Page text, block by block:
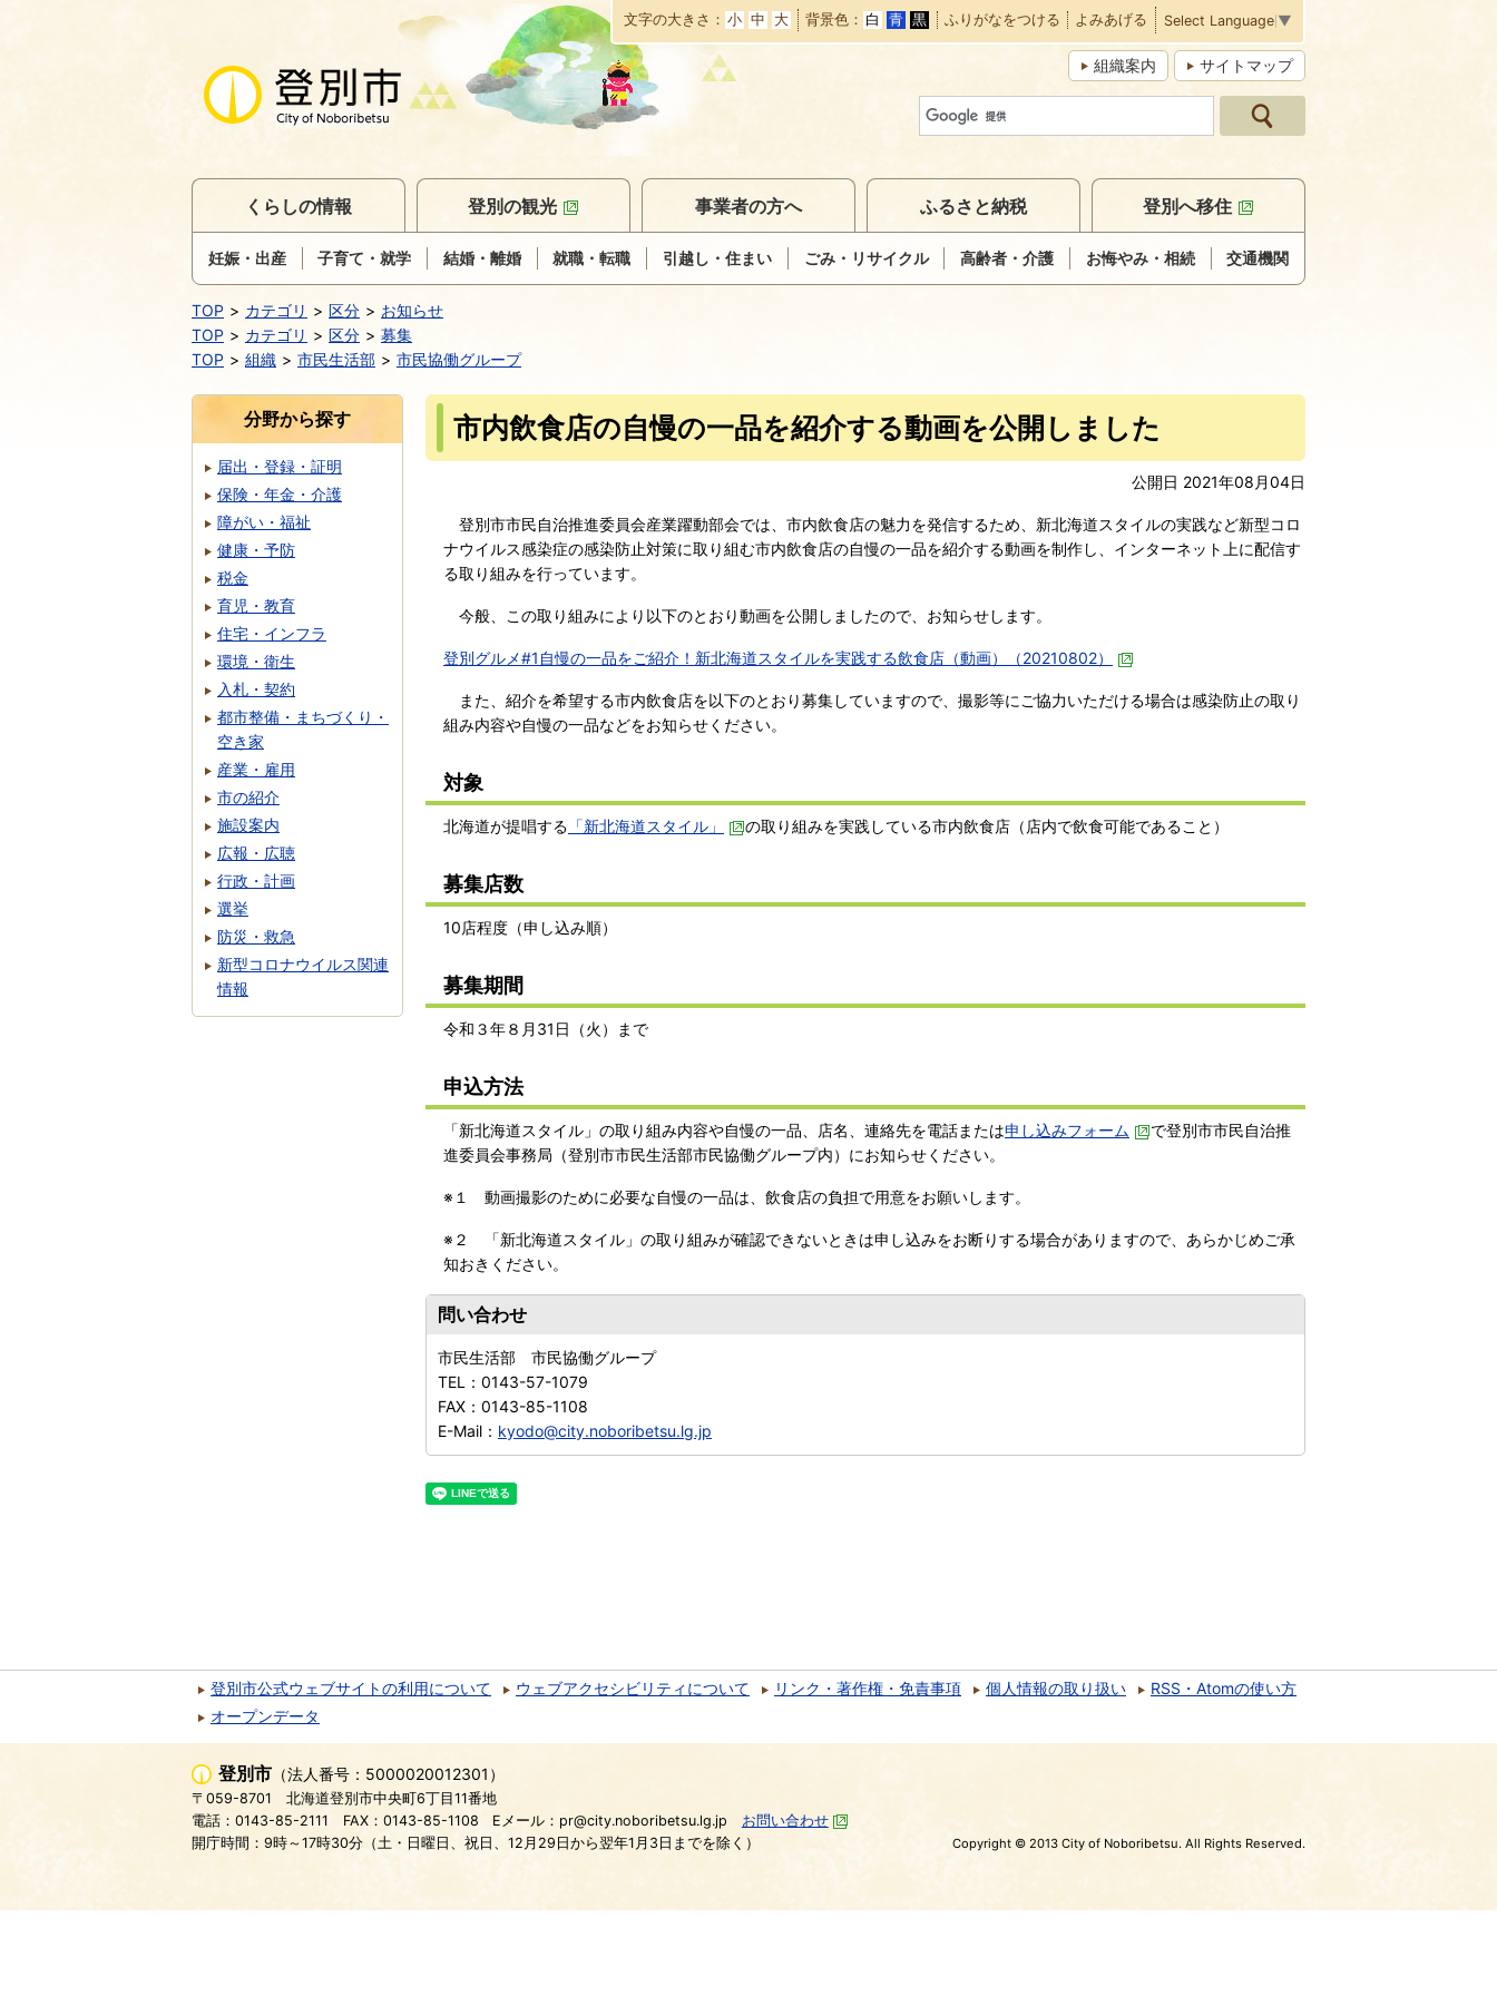
本
文
へ
移
動
文字の大きさ 小 中 大 背景色 白 青 黒 ふりがなをつける よみあげる Select Language ▼
組織案内 サイトマップ
くらしの情報
妊娠・出産 子育て・就学 結婚・離婚 就職・転職 引越し・住まい ごみ・リサイクル 高齢者・介護 お悔やみ・相続 交通機関
登別の観光 事業者の方へ ふるさと納税 登別へ移住
TOP カテゴリ 区分
お知らせ
TOP
カテゴリ 区分
募集
TOP
組織 市民生活部 市民協働グループ
市内飲食店の自慢の一品を紹介する動画を公開しました
公開日 2021年08月04日
登別市市民自治推進委員会産業躍動部会では、市内飲食店の魅力を発信するため、新北海道スタイルの実践など新型コロ
ナウイルス感染症の感染防止対策に取り組む市内飲食店の自慢の一品を紹介する動画を制作し、インターネット上に配信す
る取り組みを行っています。
今般、この取り組みにより以下のとおり動画を公開しましたので、お知らせします。
登別グルメ#1自慢の一品をご紹介！新北海道スタイルを実践する飲食店（動画）（20210802）
また、紹介を希望する市内飲食店を以下のとおり募集していますので、撮影等にご協力いただける場合は感染防止の取り
組み内容や自慢の一品などをお知らせください。
対象
北海道が提唱する 「新北海道スタイル」 の取り組みを実践している市内飲食店（店内で飲食可能であること）
募集店数
10店程度（申し込み順）
募集期間
令和３年８月31日（火）まで
申込方法
「新北海道スタイル」の取り組み内容や自慢の一品、店名、連絡先を電話または申し込みフォーム
で登別市市民自治推
進委員会事務局（登別市市民生活部市民協働グループ内）にお知らせください。
※１ 動画撮影のために必要な自慢の一品は、飲食店の負担で用意をお願いします。
※２ 「新北海道スタイル」の取り組みが確認できないときは申し込みをお断りする場合がありますので、あらかじめご承
知おきください。
問い合わせ
市民生活部 市民協働グループ
TEL： 0143-57-1079
FAX： 0143-85-1108
E-Mail： kyodo@city.noboribetsu.lg.jp
分野から探す
届出・登録・証明
保険・年金・介護
障がい・福祉
健康・予防
税金
育児・教育
住宅・インフラ
環境・衛生
入札・契約
都市整備・まちづくり・
空き家
産業・雇用
市の紹介
施設案内
広報・広聴
行政・計画
選挙
防災・救急
新型コロナウイルス関連
情報
登別市公式ウェブサイトの利用について ウェブアクセシビリティについて リンク・著作権・免責事項 個人情報の取り扱い
RSS・Atomの使い方
オープンデータ
登別市 （法人番号：5000020012301）
〒059-8701
北海道登別市中央町6丁目11番地
電話：0143-85-2111
FAX：0143-85-1108 Eメール：pr@city.noboribetsu.lg.jp
お問い合わせ
開庁時間：9時～17時30分（土・日曜日、祝日、12月29日から翌年1月3日までを除く）
Copyright © 2013 City of Noboribetsu. All Rights Reserved.